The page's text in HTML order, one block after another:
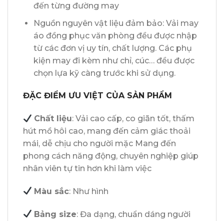
đến từng đường may
Nguồn nguyên vật liệu đảm bảo: Vải may
áo đồng phục văn phòng đều được nhập
từ các đơn vị uy tín, chất lượng. Các phụ
kiện may đi kèm như chỉ, cúc… đều được
chọn lựa kỹ càng trước khi sử dụng.
ĐẶC ĐIỂM ƯU VIỆT CỦA SẢN PHẨM
Chất liệu: Vải cao cấp, co giãn tốt, thấm
hút mồ hôi cao, mang đến cảm giác thoải
mái, dễ chịu cho người mặc Mang đến
phong cách năng động, chuyên nghiệp giúp
nhân viên tự tin hơn khi làm việc
Màu sắc: Như hình
Bảng size: Đa dạng, chuẩn dáng người